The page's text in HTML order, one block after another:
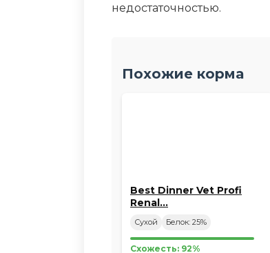
недостаточностью.
Похожие корма
Best Dinner Vet Profi
Renal…
Сухой Белок: 25%
Схожесть: 92%